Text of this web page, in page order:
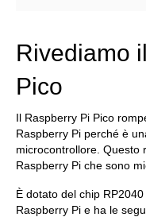
Rivediamo
Pico
Il Raspberry Pi Pico
Raspberry Pi perché è
microcontrollore. Questo
Raspberry Pi che sono
È dotato del chip
Raspberry Pi e ha le